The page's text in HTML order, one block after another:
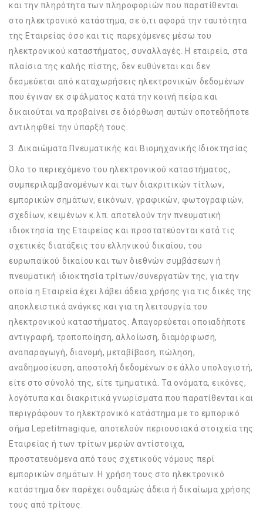
και την πληρότητα των πληροφοριών που παρατίθενται
στο ηλεκτρονικό κατάστημα, σε ό,τι αφορά την ταυτότητα
της Εταιρείας όσο και τις παρεχόμενες μέσω του
ηλεκτρονικού καταστήματος, συναλλαγές. Η εταιρεία, στα
πλαίσια της καλής πίστης, δεν ευθύνεται και δεν
δεσμεύεται από καταχωρήσεις ηλεκτρονικών δεδομένων
που έγιναν εκ σφάλματος κατά την κοινή πείρα και
δικαιούται να προβαίνει σε διόρθωση αυτών οποτεδήποτε
αντιληφθεί την ύπαρξή τους.
3. Δικαιώματα Πνευματικής και Βιομηχανικής Ιδιοκτησίας
Όλο το περιεχόμενο του ηλεκτρονικού καταστήματος,
συμπεριλαμβανομένων και των διακριτικών τίτλων,
εμπορικών σημάτων, εικόνων, γραφικών, φωτογραφιών,
σχεδίων, κειμένων κ.λπ. αποτελούν την πνευματική
ιδιοκτησία της Εταιρείας και προστατεύονται κατά τις
σχετικές διατάξεις του ελληνικού δικαίου, του
ευρωπαϊκού δικαίου και των διεθνών συμβάσεων ή
πνευματική ιδιοκτησία τρίτων/συνεργατών της, για την
οποία η Εταιρεία έχει λάβει άδεια χρήσης για τις δικές της
αποκλειστικά ανάγκες και για τη λειτουργία του
ηλεκτρονικού καταστήματος. Απαγορεύεται οποιαδήποτε
αντιγραφή, τροποποίηση, αλλοίωση, διαμόρφωση,
αναπαραγωγή, διανομή, μεταβίβαση, πώληση,
αναδημοσίευση, αποστολή δεδομένων σε άλλο υπολογιστή,
είτε στο σύνολό της, είτε τμηματικά. Τα ονόματα, εικόνες,
λογότυπα και διακριτικά γνωρίσματα που παρατίθενται και
περιγράφουν το ηλεκτρονικό κατάστημα με το εμπορικό
σήμα Lepetitmagique, αποτελούν περιουσιακά στοιχεία της
Εταιρείας ή των τρίτων μερών αντίστοιχα,
προστατευόμενα από τους σχετικούς νόμους περί
εμπορικών σημάτων. Η χρήση τους στο ηλεκτρονικό
κατάστημα δεν παρέχει ουδαμώς άδεια ή δικαίωμα χρήσης
τους από τρίτους.